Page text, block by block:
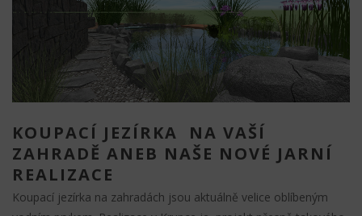
KOUPACÍ JEZÍRKA NA VAŠÍ
ZAHRADĚ ANEB NAŠE NOVÉ JARNÍ
REALIZACE
Koupací jezírka na zahradách jsou aktuálně velice oblíbeným